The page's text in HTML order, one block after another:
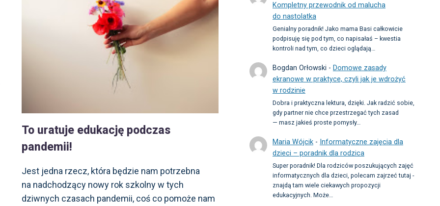
To uratuje edukację podczas
pandemii!
Jest jedna rzecz, która będzie nam potrzebna
na nadchodzący nowy rok szkolny w tych
dziwnych czasach pandemii, coś co pomoże nam
Kompletny przewodnik od malucha
do nastolatka
Genialny poradnik! Jako mama Basi całkowicie
podpisuję się pod tym, co napisałaś – kwestia
kontroli nad tym, co dzieci oglądają…
Bogdan Orłowski - Domowe zasady
ekranowe w praktyce, czyli jak je wdrożyć
w rodzinie
Dobra i praktyczna lektura, dzięki. Jak radzić sobie,
gdy partner nie chce przestrzegać tych zasad
— masz jakieś proste pomysły…
Maria Wójcik- Informatyczne zajęcia dla
dzieci – poradnik dla rodzica
Super poradnik! Dla rodziców poszukujących zajęć
informatycznych dla dzieci, polecam zajrzeć tutaj -
znajdą tam wiele ciekawych propozycji
edukacyjnych. Może…